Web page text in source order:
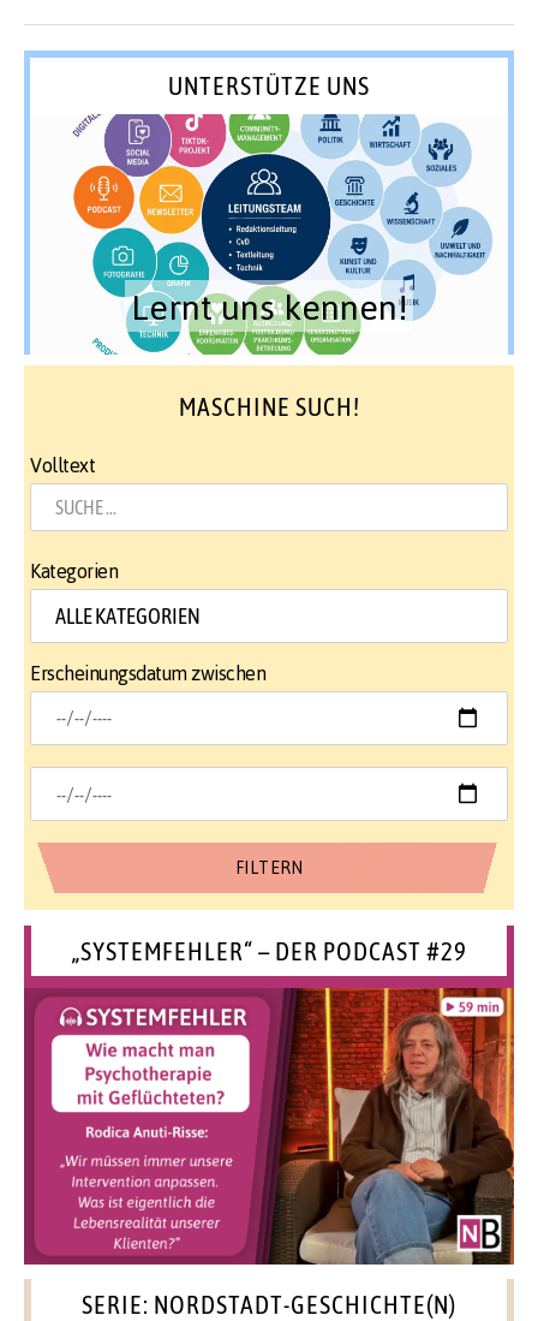
UNTERSTÜTZE UNS
Lernt uns kennen!
MASCHINE SUCH!
Volltext
Kategorien
Erscheinungsdatum zwischen
„SYSTEMFEHLER“ – DER PODCAST #29
SERIE: NORDSTADT-GESCHICHTE(N)